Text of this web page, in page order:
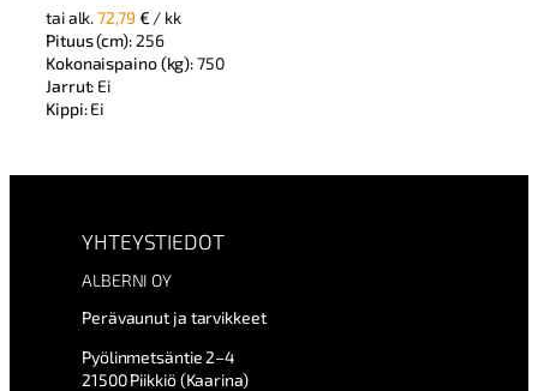
tai alk.72,79 €/ kk
Pituus (cm):256
Kokonaispaino (kg):750
Jarrut: Ei
Kippi:Ei
YHTEYSTIEDOT
ALBERNI OY
Perävaunut ja tarvikkeet
Pyölinmetsäntie 2–4
21500 Piikkiö (Kaarina)